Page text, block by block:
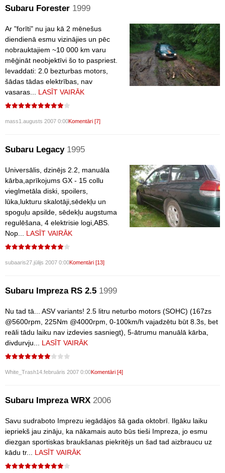
Subaru Forester 1999
Ar "forīti" nu jau kā 2 mēnešus
diendienā esmu vizinājies un pēc
nobrauktajiem ~10 000 km varu
mēģināt neobjektīvi šo to paspriest.
Ievaddati: 2.0 bezturbas motors,
šādas tādas elektrības, nav
vasaras... LASĪT VAIRĀK
mass1.augusts 2007 0:00Komentāri [7]
Subaru Legacy 1995
Universālis, dzinējs 2.2, manuāla
kārba,aprīkojums GX - 15 collu
vieglmetāla diski, spoilers,
lūka,lukturu skalotāji,sēdekļu un
spoguļu apsilde, sēdekļu augstuma
regulēšana, 4 elektrisie logi,ABS.
Nop... LASĪT VAIRĀK
subaaris27.jūlijs 2007 0:00Komentāri [13]
Subaru Impreza RS 2.5 1999
Nu tad tā... ASV variants! 2.5 litru neturbo motors (SOHC) (167zs
@5600rpm, 225Nm @4000rpm, 0-100km/h vajadzētu būt 8.3s, bet
reāli tādu laiku nav izdevies sasniegt), 5-ātrumu manuālā kārba,
divdurvju... LASĪT VAIRĀK
White_Trash14.februāris 2007 0:00Komentāri [4]
Subaru Impreza WRX 2006
Savu sudraboto Imprezu iegādājos šā gada oktobrī. Ilgāku laiku
iepriekš jau zināju, ka nākamais auto būs tieši Impreza, jo esmu
diezgan sportiskas braukšanas piekritējs un šad tad aizbraucu uz
kādu tr... LASĪT VAIRĀK